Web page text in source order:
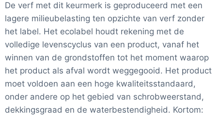
De verf met dit keurmerk is geproduceerd met een
lagere milieubelasting ten opzichte van verf zonder
het label. Het ecolabel houdt rekening met de
volledige levenscyclus van een product, vanaf het
winnen van de grondstoffen tot het moment waarop
het product als afval wordt weggegooid. Het product
moet voldoen aan een hoge kwaliteitsstandaard,
onder andere op het gebied van schrobweerstand,
dekkingsgraad en de waterbestendigheid. Kortom: